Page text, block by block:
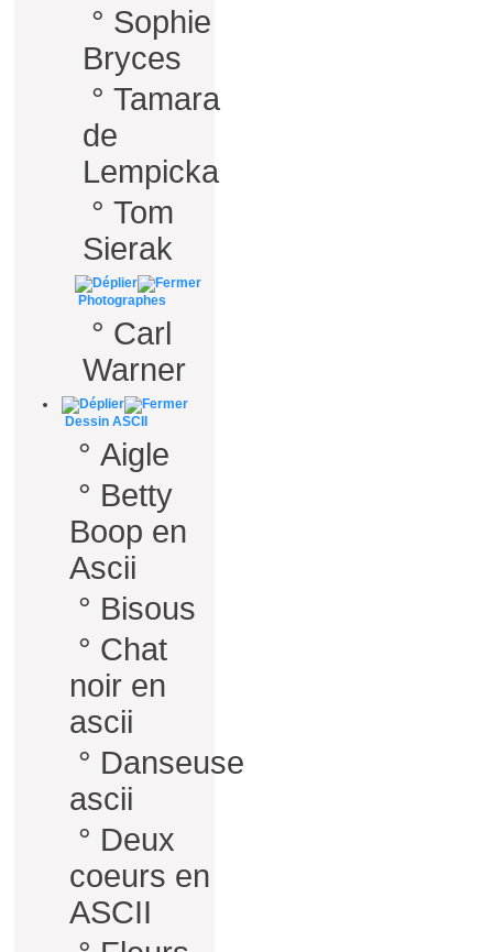
° Sophie
Bryces
° Tamara
de
Lempicka
° Tom
Sierak
Photographes
° Carl
Warner
Dessin ASCII
° Aigle
° Betty
Boop en
Ascii
° Bisous
° Chat
noir en
ascii
° Danseuse
ascii
° Deux
coeurs en
ASCII